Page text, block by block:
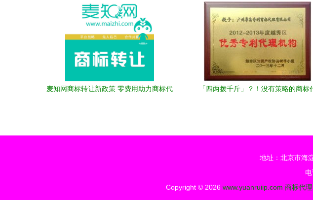
麦知网商标转让新政策 零费用助力商标代
「四两拨千斤」？！没有策略的商标
地址：北京市海
Copyright © 2026 www.yuanruiip.com 商标代理